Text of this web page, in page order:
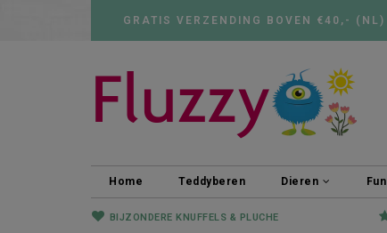
GRATIS VERZENDING BOVEN €40,- (NL)
Home Teddyberen Dieren Fun
BIJZONDERE KNUFFELS & PLUCHE